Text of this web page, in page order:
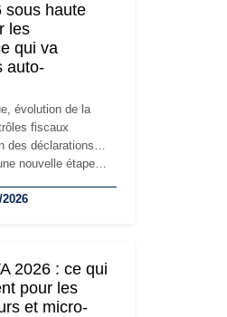
à une nouvelle
et implique
sous haute
les
qui va
auto-
évolution de la
fiscaux
des déclarations…
nouvelle étape
Si le régime de la
Décryptage des
et des précautions
mauvaises
2026 : ce qui
pour les
et micro-